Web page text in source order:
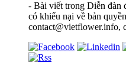
- Bài viết trong Diễn đàn
có khiếu nại về bản
contact@vietflower.info,